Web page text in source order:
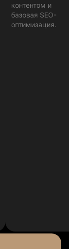
контентом и
базовая SEO-
оптимизация.